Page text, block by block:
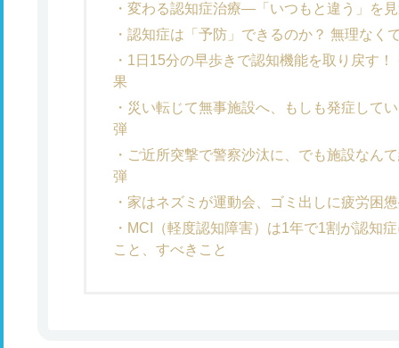
変わる認知症治療―「いつもと違う」を
認知症は「予防」できるのか？ 無理なく
1日15分の早歩きで認知機能を取り戻す
果
災い転じて無事施設へ、もしも発症して
弾
ご近所突撃で警察沙汰に、でも施設な
弾
家はネズミが運動会、ゴミ出しに疲労困
MCI（軽度認知障害）は1年で1割が認知
こと、すべきこと